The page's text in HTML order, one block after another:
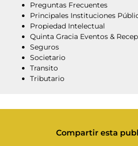
Preguntas Frecuentes
Principales Instituciones
Propiedad Intelectual
Quinta Gracia Eventos &
Seguros
Societario
Transito
Tributario
Compartir esta